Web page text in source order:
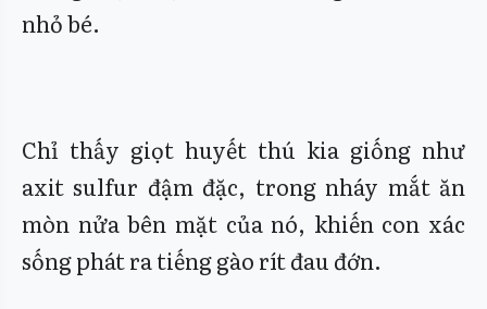
nhỏ bé.
Chỉ thấy giọt huyết thú kia giống như
axit sulfur đậm đặc, trong nháy mắt ăn
mòn nửa bên mặt của nó, khiến con xác
sống phát ra tiếng gào rít đau đớn.